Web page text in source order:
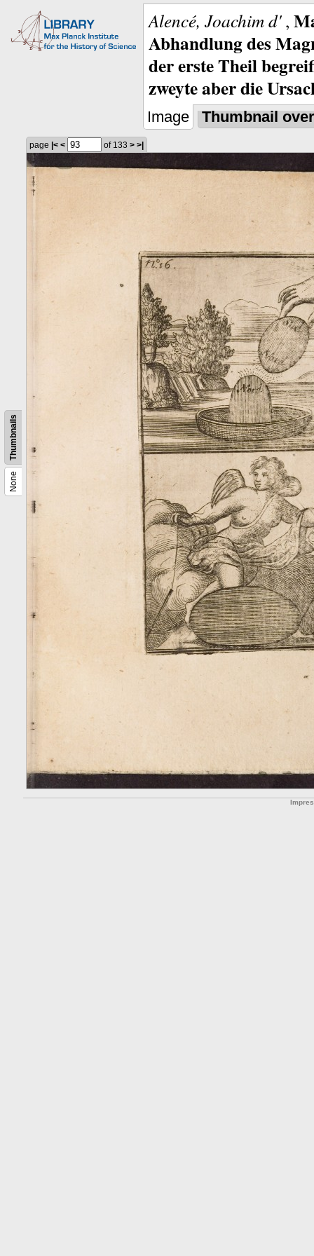
Alencé, Joachim d',
Abhandlung des
der erste Theil
zweyte aber die
Image Thumbnail
None
Thumbnails
page |< < of 133 > >|